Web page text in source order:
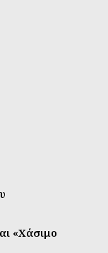
«Χάσιμο